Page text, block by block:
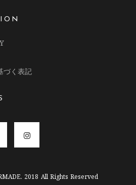
づく表記
2018 All Rights Reserved